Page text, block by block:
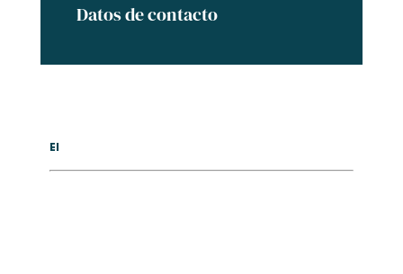
Datos de contacto
El